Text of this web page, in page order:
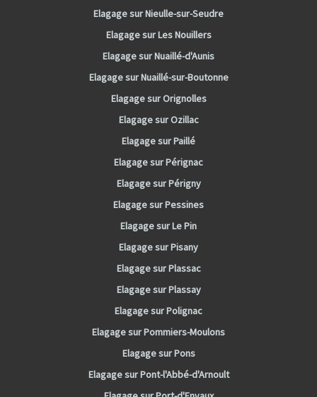
Elagage sur Nieulle-sur-Seudre
Elagage sur Les Nouillers
Elagage sur Nuaillé-d'Aunis
Elagage sur Nuaillé-sur-Boutonne
Elagage sur Orignolles
Elagage sur Ozillac
Elagage sur Paillé
Elagage sur Pérignac
Elagage sur Périgny
Elagage sur Pessines
Elagage sur Le Pin
Elagage sur Pisany
Elagage sur Plassac
Elagage sur Plassay
Elagage sur Polignac
Elagage sur Pommiers-Moulons
Elagage sur Pons
Elagage sur Pont-l'Abbé-d'Arnoult